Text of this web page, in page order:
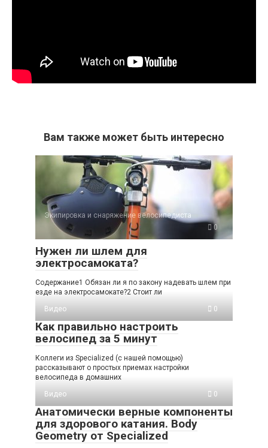
Вам также может быть интересно
Экипировка и снаряжение велосипедиста
0
Нужен ли шлем для
электросамоката?
Содержание1 Обязан ли я по закону надевать шлем при
езде на электросамокате?2 Стоит ли
Видео
0
Как правильно настроить
велосипед за 5 минут
Коллеги из Specialized (с нашей помощью)
рассказывают о простых приемах настройки
велосипеда в домашних
Видео
0
Анатомически верные компоненты
для здорового катания. Body
Geometry от Specialized